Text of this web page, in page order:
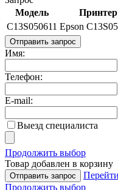
Модель
Принтер
C13S050611 Epson
Отправить запрос
Имя:
Телефон:
E-mail:
Выезд специалиста
Продолжить выбор
Товар добавлен в корзину
Отправить запрос
Продолжить выбор